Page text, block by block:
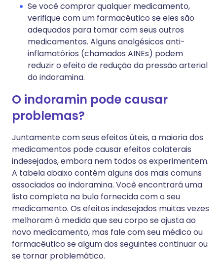
Se você comprar qualquer medicamento,
verifique com um farmacêutico se eles são
adequados para tomar com seus outros
medicamentos. Alguns analgésicos anti-
inflamatórios (chamados AINEs) podem
reduzir o efeito de redução da pressão arterial
do indoramina.
O indoramin pode causar
problemas?
Juntamente com seus efeitos úteis, a maioria dos
medicamentos pode causar efeitos colaterais
indesejados, embora nem todos os experimentem.
A tabela abaixo contém alguns dos mais comuns
associados ao indoramina. Você encontrará uma
lista completa na bula fornecida com o seu
medicamento. Os efeitos indesejados muitas vezes
melhoram à medida que seu corpo se ajusta ao
novo medicamento, mas fale com seu médico ou
farmacêutico se algum dos seguintes continuar ou
se tornar problemático.